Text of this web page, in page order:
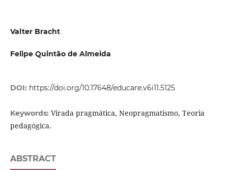
Valter Bracht
Felipe Quintão de Almeida
DOI: https://doi.org/10.17648/educare.v6i11.5125
Keywords: Virada pragmática, Neopragmatismo, Teoria
pedagógica.
ABSTRACT